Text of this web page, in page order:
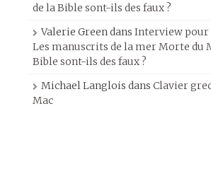
de la Bible sont-ils des faux ?
Valerie Greendans Interview pour
Les manuscrits de la mer Morte du
Bible sont-ils des faux ?
Michael Langlois dans Clavier grec
Mac